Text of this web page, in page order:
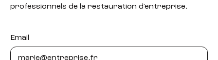
professionnels de la restauration d'entreprise.
Email